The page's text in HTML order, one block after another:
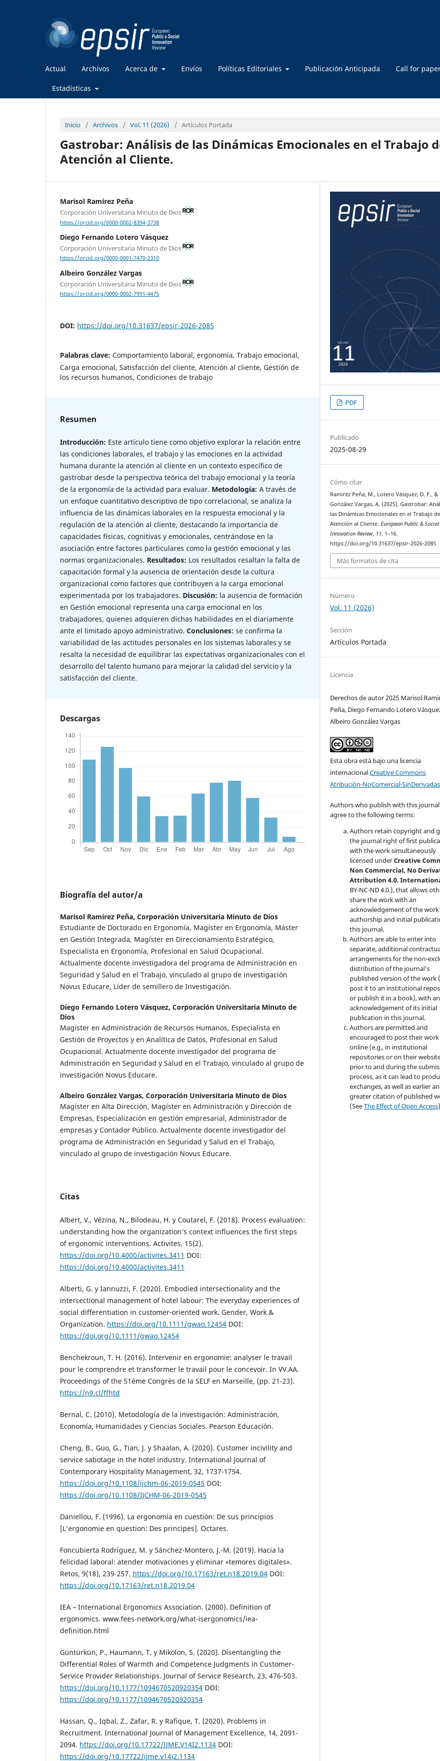
Actual Archivos Acerca de Envíos Políticas Editoriales Publicación Anticipada Call for
Estadísticas
Inicio / Archivos / Vol. 11 (2026) / Artículos Portada
Gastrobar: Análisis de las Dinámicas Emocionales en el Trabajo
Atención al Cliente.
Marisol Ramirez Peña
Corporación Universitaria Minuto de Dios
https://orcid.org/0000-0002-8394-3738
Diego Fernando Lotero Vásquez
Corporación Universitaria Minuto de Dios
https://orcid.org/0000-0001-7470-2310
Albeiro González Vargas
Corporación Universitaria Minuto de Dios
https://orcid.org/0000-0002-7991-4475
DOI: https://doi.org/10.31637/epsir-2026-2085
Palabras clave: Comportamiento laboral, ergonomía, Trabajo emocional,
Carga emocional, Satisfacción del cliente, Atención al cliente, Gestión de
los recursos humanos, Condiciones de trabajo
Resumen
Introducción: Este artículo tiene como objetivo explorar la relación entre
las condiciones laborales, el trabajo y las emociones en la actividad
humana durante la atención al cliente en un contexto específico de
gastrobar desde la perspectiva teórica del trabajo emocional y la teoría
de la ergonomía de la actividad para evaluar. Metodología: A través de
un enfoque cuantitativo descriptivo de tipo correlacional, se analiza la
influencia de las dinámicas laborales en la respuesta emocional y la
regulación de la atención al cliente, destacando la importancia de
capacidades físicas, cognitivas y emocionales, centrándose en la
asociación entre factores particulares como la gestión emocional y las
normas organizacionales. Resultados: Los resultados resaltan la falta de
capacitación formal y la ausencia de orientación desde la cultura
organizacional como factores que contribuyen a la carga emocional
experimentada por los trabajadores. Discusión: la ausencia de formación
en Gestión emocional representa una carga emocional en los
trabajadores, quienes adquieren dichas habilidades en el diariamente
ante el limitado apoyo administrativo. Conclusiones: se confirma la
variabilidad de las actitudes personales en los sistemas laborales y se
resalta la necesidad de equilibrar las expectativas organizacionales con el
desarrollo del talento humano para mejorar la calidad del servicio y la
satisfacción del cliente.
Descargas
Biografía del autor/a
Marisol Ramirez Peña, Corporación Universitaria Minuto de Dios
Estudiante de Doctorado en Ergonomía, Magíster en Ergonomía, Máster
en Gestión Integrada, Magíster en Direccionamiento Estratégico,
Especialista en Ergonomía, Profesional en Salud Ocupacional.
Actualmente docente investigadora del programa de Administración en
Seguridad y Salud en el Trabajo, vinculado al grupo de investigación
Novus Educare, Líder de semillero de Investigación.
Diego Fernando Lotero Vásquez, Corporación Universitaria Minuto de
Dios
Magíster en Administración de Recursos Humanos, Especialista en
Gestión de Proyectos y en Analítica de Datos, Profesional en Salud
Ocupacional. Actualmente docente investigador del programa de
Administración en Seguridad y Salud en el Trabajo, vinculado al grupo de
investigación Novus Educare.
Albeiro González Vargas, Corporación Universitaria Minuto de Dios
Magíster en Alta Dirección, Magíster en Administración y Dirección de
Empresas, Especialización en gestión empresarial, Administrador de
empresas y Contador Público. Actualmente docente investigador del
programa de Administración en Seguridad y Salud en el Trabajo,
vinculado al grupo de investigación Novus Educare.
Citas
Albert, V., Vézina, N., Bilodeau, H. y Coutarel, F. (2018). Process evaluation:
understanding how the organization’s context influences the first steps
of ergonomic interventions. Activites, 15(2).
https://doi.org/10.4000/activites.3411 DOI:
https://doi.org/10.4000/activites.3411
Alberti, G. y Iannuzzi, F. (2020). Embodied intersectionality and the
intersectional management of hotel labour: The everyday experiences of
social differentiation in customer‐oriented work. Gender, Work &
Organization. https://doi.org/10.1111/gwao.12454 DOI:
https://doi.org/10.1111/gwao.12454
Benchekroun, T. H. (2016). Intervenir en ergonomie: analyser le travail
pour le comprendre et transformer le travail pour le concevoir. In VV.AA.
Proceedings of the 51ème Congrès de la SELF en Marseille, (pp. 21-23).
https://n9.cl/ffhtd
Bernal, C. (2010). Metodología de la investigación: Administración,
Economía, Humanidades y Ciencias Sociales. Pearson Educación.
Cheng, B., Guo, G., Tian, J. y Shaalan, A. (2020). Customer incivility and
service sabotage in the hotel industry. International Journal of
Contemporary Hospitality Management, 32, 1737-1754.
https://doi.org/10.1108/ijchm-06-2019-0545 DOI:
https://doi.org/10.1108/IJCHM-06-2019-0545
Daniellou, F. (1996). La ergonomía en cuestión: De sus principios
[L'ergonomie en question: Des principes]. Octares.
Foncubierta Rodríguez, M. y Sánchez-Montero, J.-M. (2019). Hacia la
felicidad laboral: atender motivaciones y eliminar «temores digitales».
Retos, 9(18), 239-257. https://doi.org/10.17163/ret.n18.2019.04 DOI:
https://doi.org/10.17163/ret.n18.2019.04
IEA – International Ergonomics Association. (2000). Definition of
ergonomics. www.fees-network.org/what-isergonomics/iea-
definition.html
Güntürkün, P., Haumann, T. y Mikolon, S. (2020). Disentangling the
Differential Roles of Warmth and Competence Judgments in Customer-
Service Provider Relationships. Journal of Service Research, 23, 476-503.
https://doi.org/10.1177/1094670520920354 DOI:
https://doi.org/10.1177/1094670520920354
Hassan, Q., Iqbal, Z., Zafar, R. y Rafique, T. (2020). Problems in
Recruitment. International Journal of Management Excellence, 14, 2091-
2094. https://doi.org/10.17722/IJME.V14I2.1134 DOI:
https://doi.org/10.17722/ijme.v14i2.1134
PDF
Publicado
2025-08-29
Cómo citar
Ramirez Peña, M., Lotero Vásquez, D. F., &
González Vargas, A. (2025). Gastrobar:
las Dinámicas Emocionales en el Trabajo de
Atención al Cliente.European Public & Social
Innovation Review, 11, 1–16.
https://doi.org/10.31637/epsir-2026-2085
Más formatos de cita
Número
Vol. 11 (2026)
Sección
Artículos Portada
Licencia
Derechos de autor 2025 Marisol
Peña, Diego Fernando Lotero
Albeiro González Vargas
Esta obra está bajo una licencia
internacionalCreative Commons
Atribución-NoComercial-
Authors who publish with this journal
agree to the following terms:
Authors retain copyright and
the journal right of first
with the work simultaneously
licensed underCreative
Non Commercial, No
Attribution 4.0.
BY-NC-ND 4.0.), that allows
share the work with an
acknowledgement of the
authorship and initial
this journal.
Authors are able to enter into
separate, additional
arrangements for the non-
distribution of the journal's
published version of the work
post it to an institutional
or publish it in a book), with an
acknowledgement of its initial
publication in this journal.
Authors are permitted and
encouraged to post their work
online (e.g., in institutional
repositories or on their
prior to and during the
process, as it can lead to
exchanges, as well as earlier
greater citation of published
(SeeThe Effect of Open Access